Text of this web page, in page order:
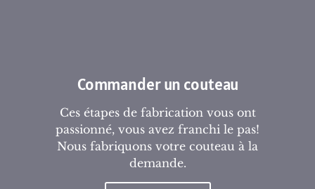
Commander un couteau
Ces étapes de fabrication vous ont
passionné, vous avez franchi le pas!
Nous fabriquons votre couteau à la
demande.